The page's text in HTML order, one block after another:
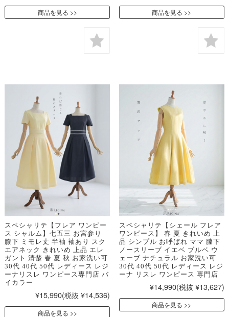
商品を見る 商品を見る
スペシャリテ【フレア ワンピー
ス シャルム】七五三 お宮参り
膝下 ミモレ丈 半袖 袖あり スク
エアネック きれいめ 上品 エレ
ガント 清楚 春 夏 秋 お家洗い可
30代 40代 50代 レディース レジ
ーナリスレ ワンピース専門店 バ
イカラー
¥15,990(税抜 ¥14,536)
商品を見る
スペシャリテ【シェール フレア
ワンピース】 春 夏 きれいめ 上
品 シンプル お呼ばれ ママ 膝下
ノースリーブ イエベ ブルベ ウ
ェーブ ナチュラル お家洗い可
30代 40代 50代 レディース レジ
ーナ リスレ ワンピース 専門店
¥14,990(税抜 ¥13,627)
商品を見る